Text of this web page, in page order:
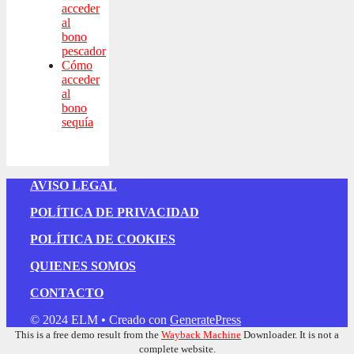
acceder
al
bono
pescador
Cómo
acceder
al
bono
sequía
AVISO LEGAL
POLÍTICA DE PRIVACIDAD
POLÍTICA DE COOKIES
QUIENES SOMOS
CONTACTO
© 2024 ELM • Creado con GeneratePress
This is a free demo result from the Wayback Machine Downloader. It is not a
complete website.